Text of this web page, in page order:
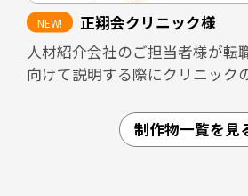
加えて、採用面接では毎回同じ
要があり、面接担当者の負担が
す。本パンフレットを活用しな
減にもつながる設計としていま
正翔会クリニック様
人材紹介会社のご担当者様が転
向けて説明する際にクリニック
愛知県内4拠点（江南・小牧・
制作物一覧を見